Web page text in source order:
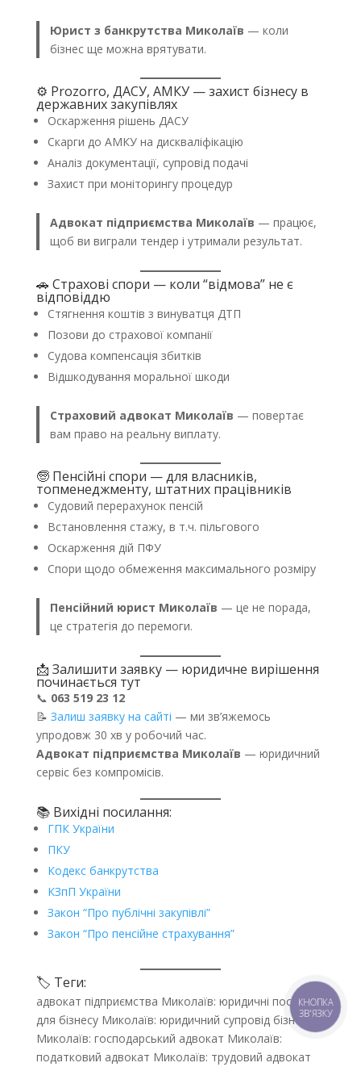
Юрист з банкрутства Миколаїв — коли
бізнес ще можна врятувати.
⚙️ Prozorro, ДАСУ, АМКУ — захист бізнесу в
державних закупівлях
Оскарження рішень ДАСУ
Скарги до АМКУ на дискваліфікацію
Аналіз документації, супровід подачі
Захист при моніторингу процедур
Адвокат підприємства Миколаїв — працює,
щоб ви виграли тендер і утримали результат.
🚗 Страхові спори — коли “відмова” не є
відповіддю
Стягнення коштів з винуватця ДТП
Позови до страхової компанії
Судова компенсація збитків
Відшкодування моральної шкоди
Страховий адвокат Миколаїв — повертає
вам право на реальну виплату.
🧓 Пенсійні спори — для власників,
топменеджменту, штатних працівників
Судовий перерахунок пенсій
Встановлення стажу, в т.ч. пільгового
Оскарження дій ПФУ
Спори щодо обмеження максимального розміру
Пенсійний юрист Миколаїв — це не порада,
це стратегія до перемоги.
📩 Залишити заявку — юридичне вирішення
починається тут
📞 063 519 23 12
📝 Залиш заявку на сайті — ми зв’яжемось
упродовж 30 хв у робочий час.
Адвокат підприємства Миколаїв — юридичний
сервіс без компромісів.
📚 Вихідні посилання:
ГПК України
ПКУ
Кодекс банкрутства
КЗпП України
Закон “Про публічні закупівлі”
Закон “Про пенсійне страхування”
🏷️ Теги:
адвокат підприємства Миколаїв: юридичні послуги
для бізнесу Миколаїв: юридичний супровід бізнесу
Миколаїв: господарський адвокат Миколаїв:
податковий адвокат Миколаїв: трудовий адвокат
КНОПКА
ЗВ'ЯЗКУ